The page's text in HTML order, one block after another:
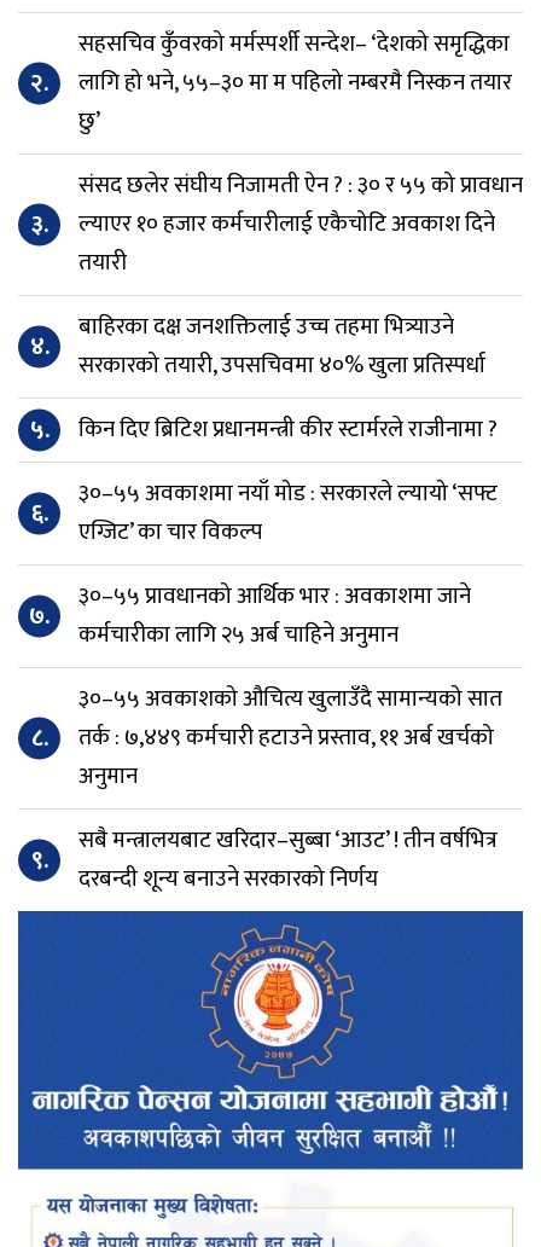
२.
सहसचिव कुँवरको मर्मस्पर्शी सन्देश– ‘देशको समृद्धिका
लागि हो भने, ५५–३० मा म पहिलो नम्बरमै निस्कन तयार
छु’
३.
संसद छलेर संघीय निजामती ऐन ? : ३० र ५५ को प्रावधान
ल्याएर १० हजार कर्मचारीलाई एकैचोटि अवकाश दिने
तयारी
४.
बाहिरका दक्ष जनशक्तिलाई उच्च तहमा भित्र्याउने
सरकारको तयारी, उपसचिवमा ४०% खुला प्रतिस्पर्धा
५. किन दिए ब्रिटिश प्रधानमन्त्री कीर स्टार्मरले राजीनामा ?
६.
३०–५५ अवकाशमा नयाँ मोड : सरकारले ल्यायो ‘सफ्ट
एग्जिट’ का चार विकल्प
७.
३०–५५ प्रावधानको आर्थिक भार : अवकाशमा जाने
कर्मचारीका लागि २५ अर्ब चाहिने अनुमान
८.
३०–५५ अवकाशको औचित्य खुलाउँदै सामान्यको सात
तर्क : ७,४४९ कर्मचारी हटाउने प्रस्ताव, ११ अर्ब खर्चको
अनुमान
९.
सबै मन्त्रालयबाट खरिदार–सुब्बा ‘आउट’ ! तीन वर्षभित्र
दरबन्दी शून्य बनाउने सरकारको निर्णय